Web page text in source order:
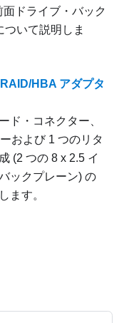
ドライブ・バック
いて説明しま
HBA アダプタ
ド・コネクター、
および 1 つのリタ
(2 つの 8 x 2.5 イ
ックプレーン) の
ます。